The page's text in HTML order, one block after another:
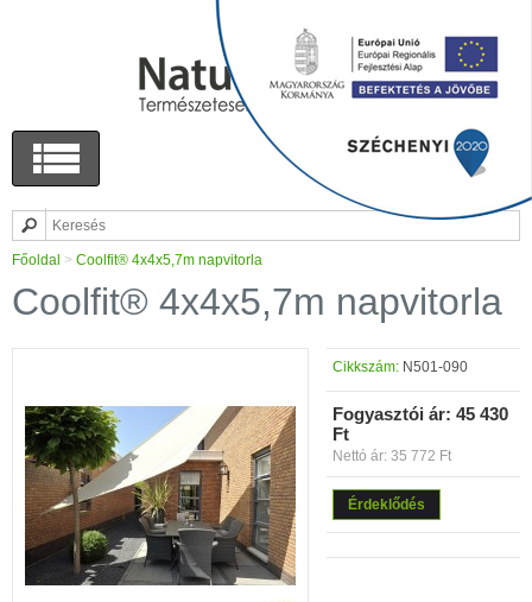
Főoldal > Coolfit® 4x4x5,7m napvitorla
Coolfit® 4x4x5,7m napvitorla
Cikkszám: N501-090
Fogyasztói ár: 45 430
Ft
Nettó ár: 35 772 Ft
Érdeklődés